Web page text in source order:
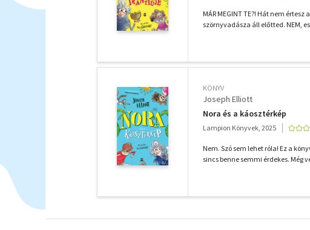
MÁR MEGINT TE?! Hát nem
szörnyvadásza áll előtted. NEM,
KÖNYV
Joseph Elliott
Nora és a káosztérkép
Lampion Könyvek, 2025
Nem. Szó sem lehet róla! Ez a
sincs benne semmi érdekes. Még